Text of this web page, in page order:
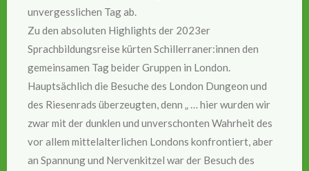
unvergesslichen Tag ab.
Zu den absoluten Highlights der 2023er
Sprachbildungsreise kürten Schillerraner:innen den
gemeinsamen Tag beider Gruppen in London.
Hauptsächlich die Besuche des London Dungeon und
des Riesenrads überzeugten, denn „ … hier wurden wir
zwar mit der dunklen und unverschonten Wahrheit des
vor allem mittelalterlichen Londons konfrontiert, aber
an Spannung und Nervenkitzel war der Besuch des